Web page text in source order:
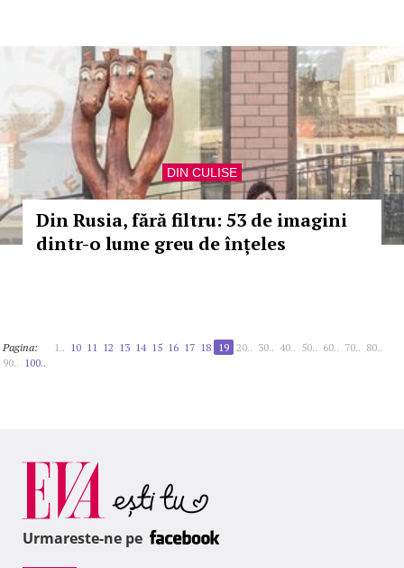
DIN CULISE
Din Rusia, fără filtru: 53 de imagini
dintr-o lume greu de înțeles
Pagina: 1.. 10 11 12 13 14 15 16 17 18 19 20.. 30.. 40.. 50.. 60.. 70.. 80..
90.. 100..
Urmareste-ne pe